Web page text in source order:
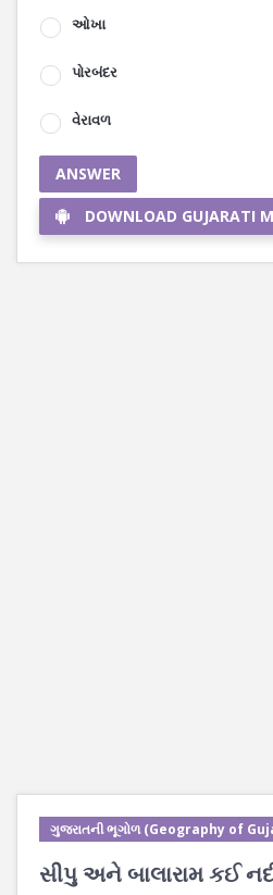
ઓખા
પોરબંદર
વેરાવળ
ANSWER
DOWNLOAD GUJARATI
ગુજરાતની ભૂગોળ (Geography of
સીપુ અને બાલારામ કઈ